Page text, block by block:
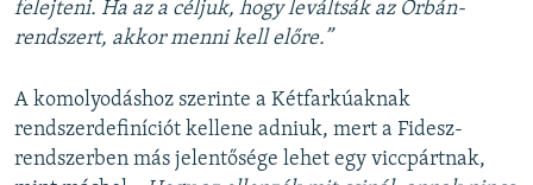
felejteni. Ha az a céljuk, hogy leváltsák az Orbán-
rendszert, akkor menni kell előre.”
A komolyodáshoz szerinte a Kétfarkúaknak
rendszerdefiníciót kellene adniuk, mert a Fidesz-
rendszerben más jelentősége lehet egy viccpártnak,